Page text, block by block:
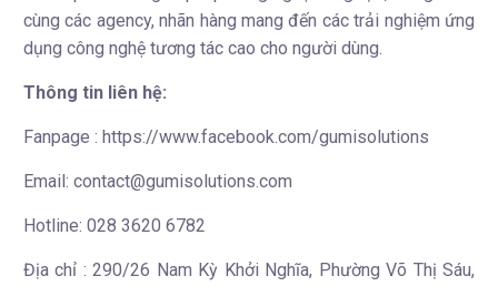
cùng các agency, nhãn hàng mang đến các trải nghiệm ứng
dụng công nghệ tương tác cao cho người dùng.
Thông tin liên hệ:
Fanpage : https://www.facebook.com/gumisolutions
Email: contact@gumisolutions.com
Hotline: 028 3620 6782
Địa chỉ : 290/26 Nam Kỳ Khởi Nghĩa, Phường Võ Thị Sáu,